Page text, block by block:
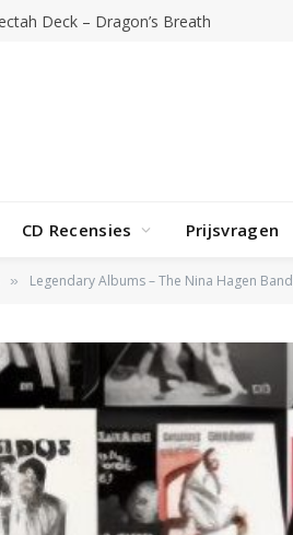
CD Recensies Prijsvragen
» Legendary Albums – The Nina Hagen Band